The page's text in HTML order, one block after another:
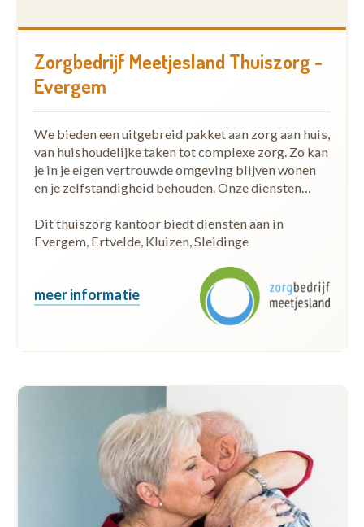
Zorgbedrijf Meetjesland Thuiszorg -
Evergem
We bieden een uitgebreid pakket aan zorg aan huis,
van huishoudelijke taken tot complexe zorg. Zo kan
je in je eigen vertrouwde omgeving blijven wonen
en je zelfstandigheid behouden. Onze diensten…
Dit thuiszorg kantoor biedt diensten aan in
Evergem, Ertvelde, Kluizen, Sleidinge
meer informatie